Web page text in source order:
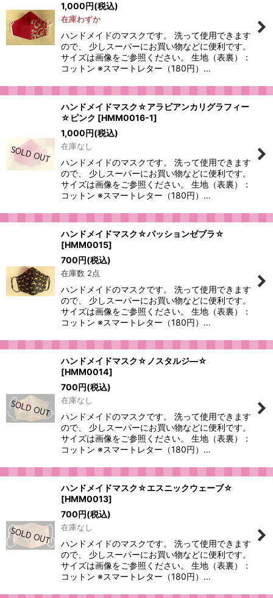
1,000円(税込)
在庫わずか
ハンドメイドのマスクです。 洗って使用できます
ので、 少しスーパーにお買い物などに便利です。
サイズは画像をご参照ください。 生地（表裏）：
コットン ※スマートレター（180円）…
ハンドメイドマスク☆アラビアンカリグラフィー
☆ピンク [HMM0016-1]
1,000円(税込)
在庫なし
ハンドメイドのマスクです。 洗って使用できます
ので、 少しスーパーにお買い物などに便利です。
サイズは画像をご参照ください。 生地（表裏）：
コットン ※スマートレター（180円）…
ハンドメイドマスク☆パッションゼブラ☆
[HMM0015]
700円(税込)
在庫数 2点
ハンドメイドのマスクです。 洗って使用できます
ので、 少しスーパーにお買い物などに便利です。
サイズは画像をご参照ください。 生地（表裏）：
コットン ※スマートレター（180円）…
ハンドメイドマスク☆ノスタルジ―☆
[HMM0014]
700円(税込)
在庫なし
ハンドメイドのマスクです。 洗って使用できます
ので、 少しスーパーにお買い物などに便利です。
サイズは画像をご参照ください。 生地（表裏）：
コットン ※スマートレター（180円）…
ハンドメイドマスク☆エスニックウェーブ☆
[HMM0013]
700円(税込)
在庫なし
ハンドメイドのマスクです。 洗って使用できます
ので、 少しスーパーにお買い物などに便利です。
サイズは画像をご参照ください。 生地（表裏）：
コットン ※スマートレター（180円）…